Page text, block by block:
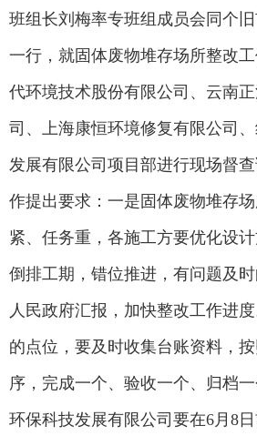
班组长刘梅率专班组成员会同个
一行，就固体废物堆存场所整改
代环境技术股份有限公司、云南
司、上海康恒环境修复有限公司
发展有限公司项目部进行现场督
作提出要求：一是固体废物堆存
紧、任务重，各施工方要优化设计
倒排工期，错位推进，有问题及
人民政府汇报，加快整改工作进
的点位，要及时收集台账资料，
序，完成一个、验收一个、归档
环保科技发展有限公司要在6月8